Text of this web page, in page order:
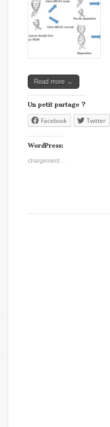
Read more →
Un petit partage ?
Facebook Twitter
WordPress:
chargement…